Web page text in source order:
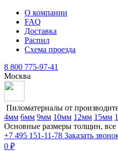
О компании
FAQ
Доставка
Распил
Схема проезда
8 800 775-97-41
Москва
Пиломатериалы от
4мм 6мм 9мм 10мм 12мм 15мм
Основные размеры толщин, все
+7 495 151-11-78 Заказать
0 ₽